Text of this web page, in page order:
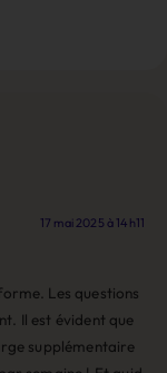
17 mai 2025 à 14h11
Les questions
Il est évident que
supplémentaire